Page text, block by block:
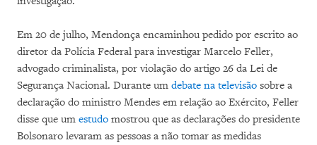
Em 20 de julho, Mendonça encaminhou pedido por escrito ao
diretor da Polícia Federal para investigar Marcelo Feller,
advogado criminalista, por violação do artigo 26 da Lei de
Segurança Nacional. Durante um debate na televisão sobre a
declaração do ministro Mendes em relação ao Exército, Feller
disse que um estudo mostrou que as declarações do presidente
Bolsonaro levaram as pessoas a não tomar as medidas